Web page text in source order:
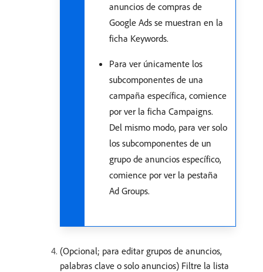
anuncios de compras de
Google Ads se muestran en la
ficha Keywords.
Para ver únicamente los
subcomponentes de una
campaña específica, comience
por ver la ficha Campaigns.
Del mismo modo, para ver solo
los subcomponentes de un
grupo de anuncios específico,
comience por ver la pestaña
Ad Groups.
(Opcional; para editar grupos de anuncios,
palabras clave o solo anuncios) Filtre la lista